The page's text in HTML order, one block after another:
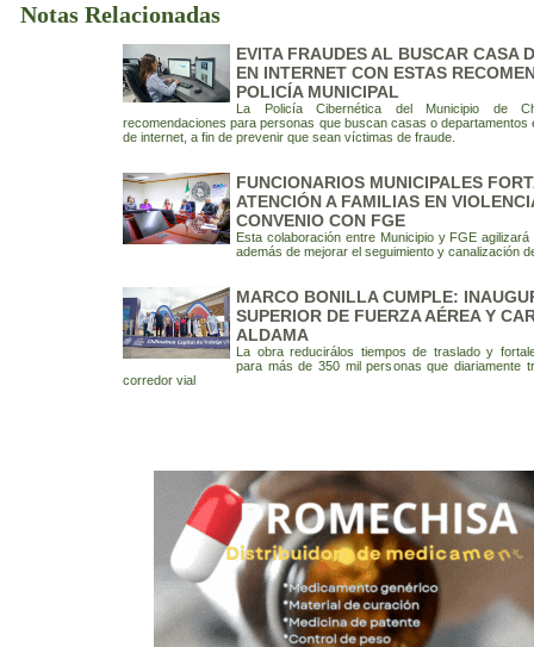
Notas Relacionadas
EVITA FRAUDES AL BUSCAR CASA
EN INTERNET CON ESTAS
POLICÍA MUNICIPAL
La Policía Cibernética del Municipio de
recomendaciones para personas que buscan casas o departamentos
de internet, a fin de prevenir que sean víctimas de fraude.
FUNCIONARIOS MUNICIPALES
ATENCIÓN A FAMILIAS EN
CONVENIO CON FGE
Esta colaboración entre Municipio y FGE agilizará
además de mejorar el seguimiento y canalización
MARCO BONILLA CUMPLE:
SUPERIOR DE FUERZA AÉREA Y
ALDAMA
La obra reducirálos tiempos de traslado y
para más de 350 mil personas que diariamente
corredor vial